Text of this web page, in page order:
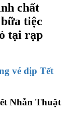
chất
tiệc
tại rạp
vé dịp Tết
Nhẫn Thuật